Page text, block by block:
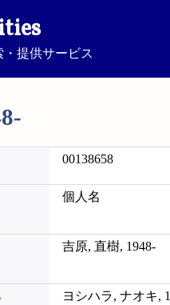
提供サービス
00138658
個人名
吉原, 直樹, 1948-
ヨシハラ, ナオキ,